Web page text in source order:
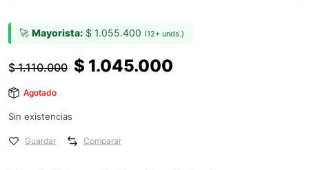
🚀 Mayorista: $ 1.055.400 (12+ unds.)
$1.110.000 $ 1.045.000
Agotado
Sin existencias
Guardar Comparar